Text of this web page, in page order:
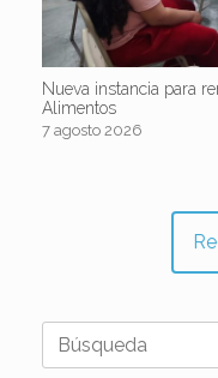
Nueva instancia para
Alimentos
7 agosto 2026
Buscar: